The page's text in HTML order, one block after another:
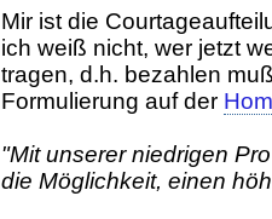
Mir ist die
ich weiß nicht, wer jetzt
tragen, d.h. bezahlen
Formulierung auf der
"Mit unserer niedrigen
die Möglichkeit, einen